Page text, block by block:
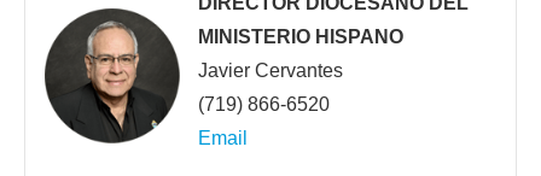
MINISTERIO HISPANO
Javier Cervantes
(719) 866-6520
Email